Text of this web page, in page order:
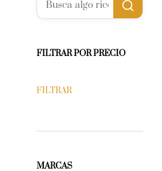
FILTRAR POR PRECIO
FILTRAR
MARCAS